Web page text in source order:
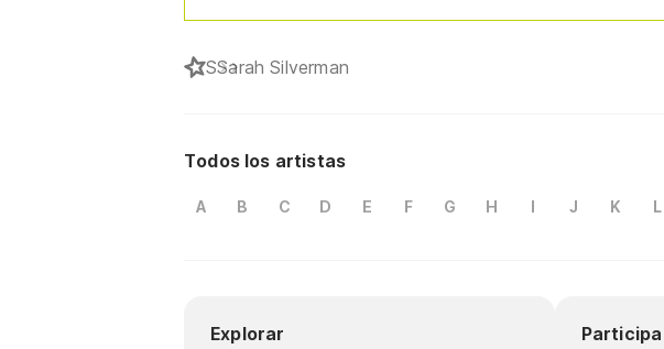
SSarah Silverman
Todos los artistas
A B C D E F G H I J K L
Explorar Participa